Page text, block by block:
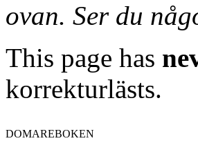
ovan. Ser du
This page has
korrekturlästs.
DOMAREBOKEN